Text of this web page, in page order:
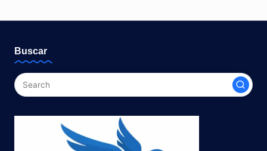
t
n
t
Buscar